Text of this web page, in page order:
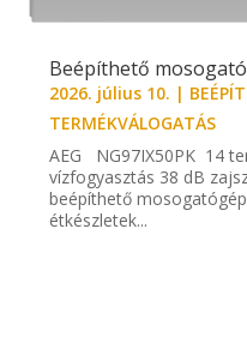
Beépíthető
2026. július 10. |
TERMÉKVÁLOGATÁS
AEG NG97IX50PK 14
vízfogyasztás 38 dB
beépíthető
étkészletek...